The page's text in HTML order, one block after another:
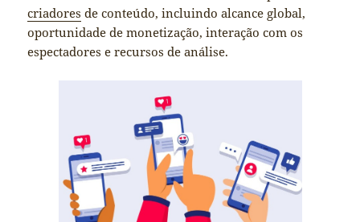
criadores de conteúdo, incluindo alcance global,
oportunidade de monetização, interação com os
espectadores e recursos de análise.